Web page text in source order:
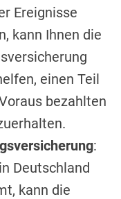
Ereignisse
kann Ihnen die
einen Teil
bezahlten
:
Deutschland
kann die